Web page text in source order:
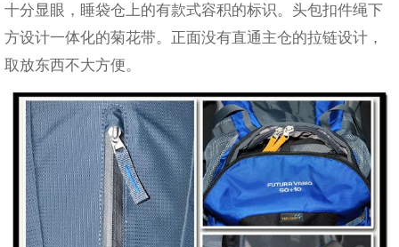
十分显眼，睡袋仓上的有款式容积的标识。头包扣件绳下
方设计一体化的菊花带。正面没有直通主仓的拉链设计，
取放东西不大方便。